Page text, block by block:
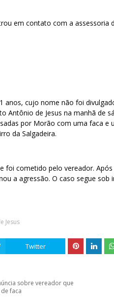
em contato com a
anos, cujo nome não foi
Antônio de Jesus na manhã de
por Morão com uma faca e
da Salgadeira.
foi cometido pelo vereador.
a agressão. O caso segue sob
Jesus
Twitter
sobre vereador que
faca